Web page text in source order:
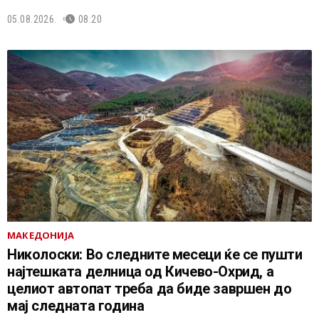
05.08.2026. 08:20
МАКЕДОНИЈА
Николоски: Во следните месеци ќе се пушти
најтешката делница од Кичево-Охрид, а
целиот автопат треба да биде завршен до
мај следната година